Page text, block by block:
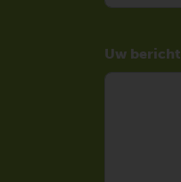
Uw bericht